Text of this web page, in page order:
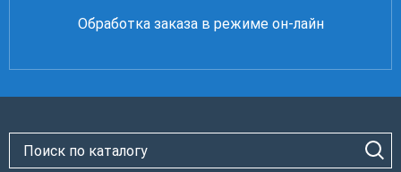
Обработка заказа в режиме он-лайн